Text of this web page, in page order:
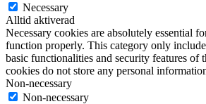
Necessary
Alltid aktiverad
Necessary cookies are absolutely essential
function properly. This category only
basic functionalities and security features of
cookies do not store any personal
Non-necessary
Non-necessary